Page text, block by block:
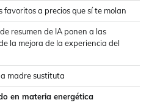
favoritos a precios que sí te molan
resumen de IA ponen a las
la mejora de la experiencia del
madre sustituta
en materia energética